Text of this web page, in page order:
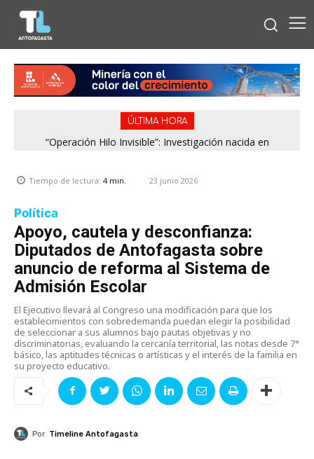
ÚLTIMA HORA
“Operación Hilo Invisible”: Investigación nacida en
Tiempo de lectura: 4min. 23 junio 2026
Política
Apoyo, cautela y desconfianza:
Diputados de Antofagasta sobre
anuncio de reforma al Sistema de
Admisión Escolar
El Ejecutivo llevará al Congreso una modificación para que los
establecimientos con sobredemanda puedan elegir la posibilidad
de seleccionar a sus alumnos bajo pautas objetivas y no
discriminatorias, evaluando la cercanía territorial, las notas desde 7°
básico, las aptitudes técnicas o artísticas y el interés de la familia en
su proyecto educativo.
Por Timeline Antofagasta